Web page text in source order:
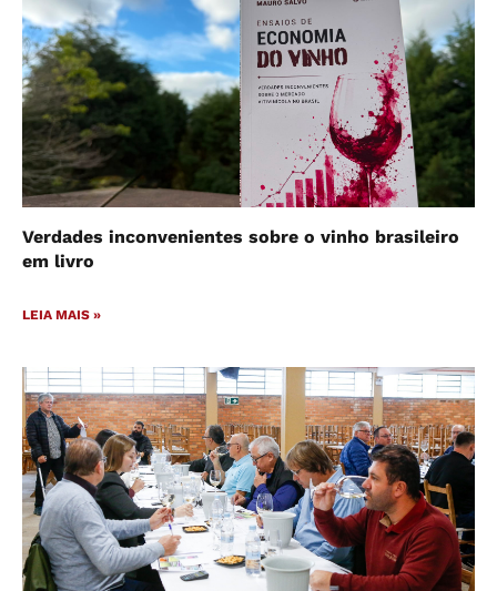
Verdades inconvenientes sobre o vinho brasileiro
em livro
LEIA MAIS »